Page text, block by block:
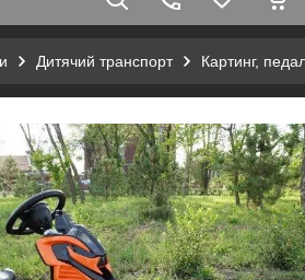
Дитячий транспорт Картинг,